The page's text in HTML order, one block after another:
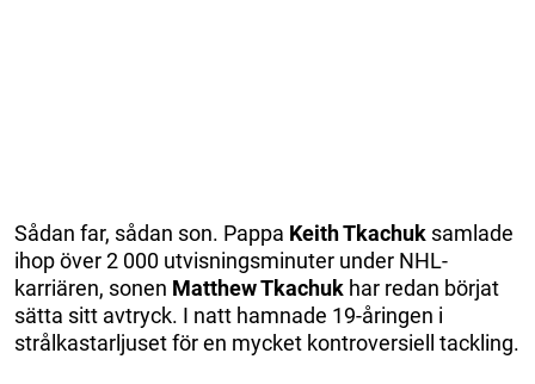
Sådan far, sådan son. Pappa Keith Tkachuk samlade
ihop över 2 000 utvisningsminuter under NHL-
karriären, sonen Matthew Tkachuk har redan börjat
sätta sitt avtryck. I natt hamnade 19-åringen i
strålkastarljuset för en mycket kontroversiell tackling.